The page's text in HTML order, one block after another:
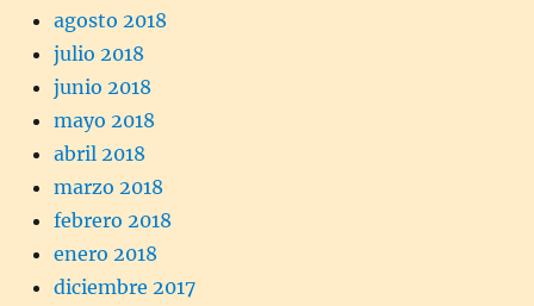
agosto 2018
julio 2018
junio 2018
mayo 2018
abril 2018
marzo 2018
febrero 2018
enero 2018
diciembre 2017